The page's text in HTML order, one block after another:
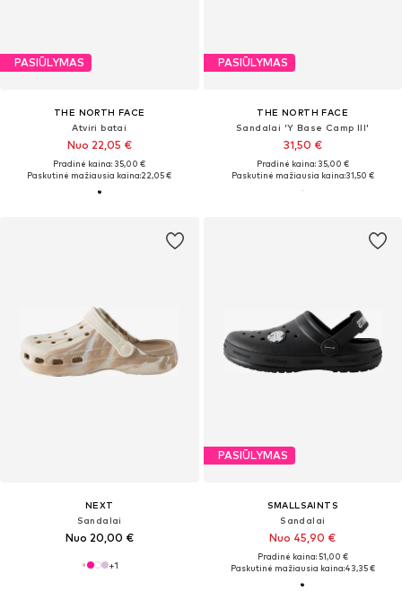
PASIŪLYMAS
THE NORTH FACE
Atviri batai
Nuo 22,05 €
Pradinė kaina: 35,00 €
Paskutinė mažiausia kaina:22,05 €
PASIŪLYMAS
THE NORTH FACE
Sandalai 'Y Base Camp III'
31,50 €
Pradinė kaina: 35,00 €
Paskutinė mažiausia kaina:31,50 €
NEXT
Sandalai
Nuo 20,00 €
+1
PASIŪLYMAS
SMALLSAINTS
Sandalai
Nuo 45,90 €
Pradinė kaina: 51,00 €
Paskutinė mažiausia kaina:43,35 €